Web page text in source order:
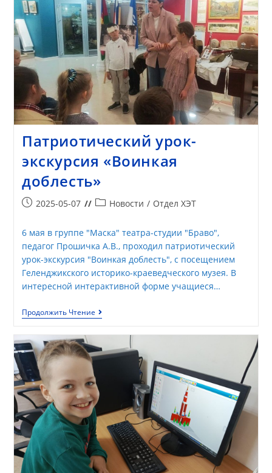
Патриотический урок-
экскурсия «Воинкая
доблесть»
2025-05-07 Новости / Отдел ХЭТ
6 мая в группе "Маска" театра-студии "Браво",
педагог Прошичка А.В., проходил патриотический
урок-экскурсия "Воинкая доблесть", с посещением
Геленджикского историко-краеведческого музея. В
интересной интерактивной форме учащиеся…
Продолжить Чтение